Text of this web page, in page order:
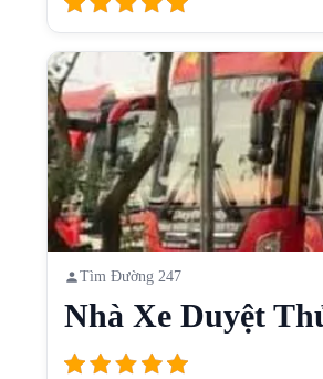
Tìm Đường 247
Nhà Xe Duyệt